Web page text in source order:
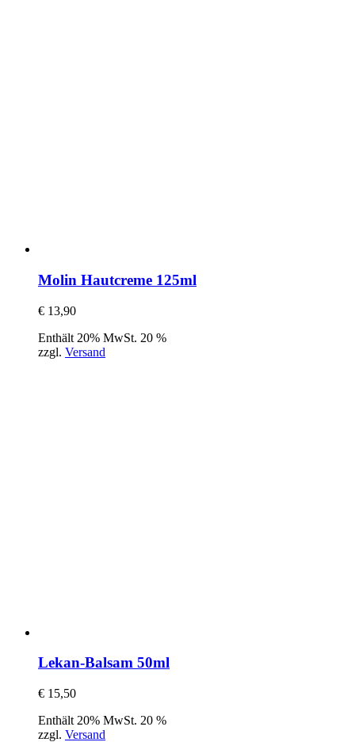
Molin Hautcreme 125ml
€ 13,90
Enthält 20% MwSt. 20 %
zzgl. Versand
Lekan-Balsam 50ml
€ 15,50
Enthält 20% MwSt. 20 %
zzgl. Versand